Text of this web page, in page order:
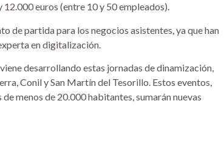
euros (entre 10 y 50 empleados).
de partida para los negocios asistentes, ya que han
en digitalización.
desarrollando estas jornadas de dinamización,
Conil y San Martín del Tesorillo. Estos eventos,
menos de 20.000 habitantes, sumarán nuevas